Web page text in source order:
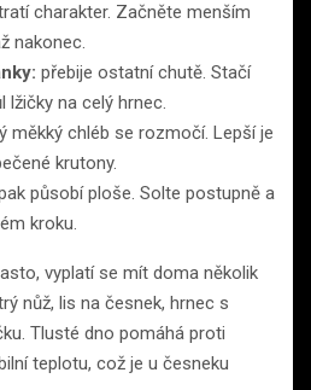
charakter. Začněte menším
nakonec.
přebije ostatní chutě. Stačí
lžičky na celý hrnec.
měkký chléb se rozmočí. Lepší je
krutony.
působí ploše. Solte postupně a
kroku.
vyplatí se mít doma několik
nůž, lis na česnek, hrnec s
Tlusté dno pomáhá proti
teplotu, což je u česneku